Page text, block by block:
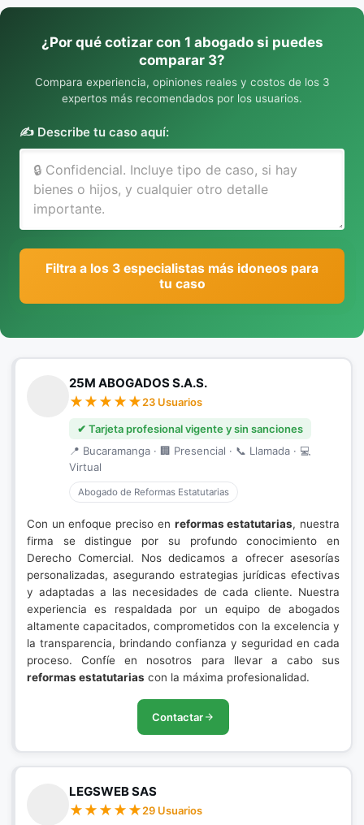
¿Por qué cotizar con 1 abogado si puedes
comparar 3?
Compara experiencia, opiniones reales y costos de los 3
expertos más recomendados por los usuarios.
✍️ Describe tu caso aquí:
Filtra a los 3 especialistas más idoneos para
tu caso
25M ABOGADOS S.A.S.
23 Usuarios
✔ Tarjeta profesional vigente y sin sanciones
📍 Bucaramanga · 🏢 Presencial · 📞 Llamada · 💻
Virtual
Abogado de Reformas Estatutarias
Con un enfoque preciso en reformas estatutarias, nuestra
firma se distingue por su profundo conocimiento en
Derecho Comercial. Nos dedicamos a ofrecer asesorías
personalizadas, asegurando estrategias jurídicas efectivas
y adaptadas a las necesidades de cada cliente. Nuestra
experiencia es respaldada por un equipo de abogados
altamente capacitados, comprometidos con la excelencia y
la transparencia, brindando confianza y seguridad en cada
proceso. Confíe en nosotros para llevar a cabo sus
reformas estatutarias con la máxima profesionalidad.
Contactar
LEGSWEB SAS
29 Usuarios